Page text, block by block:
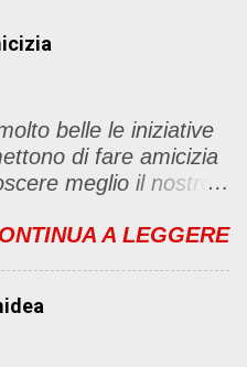
belle le iniziative
di fare amicizia
meglio il nostro
.... Mi
di sentimenti ed
siete obbligate a
A LEGGERE